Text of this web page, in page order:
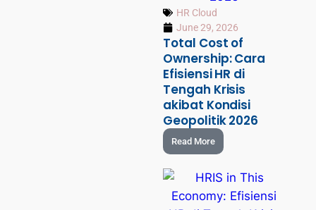
HR Cloud
June 29, 2026
Total Cost of
Ownership: Cara
Efisiensi HR di
Tengah Krisis
akibat Kondisi
Geopolitik 2026
Read More